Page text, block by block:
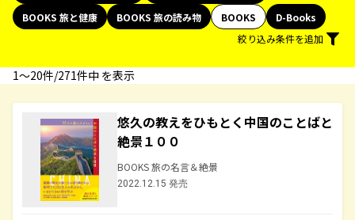
BOOKS 旅と健康
BOOKS 旅の読み物 BOOKS
D-Books
絞り込み条件を追加
1〜20件/271件中 を表示
悠久の教えをひもとく中国のことばと
絶景１００
BOOKS 旅の名言＆絶景
2022.12.15 発売